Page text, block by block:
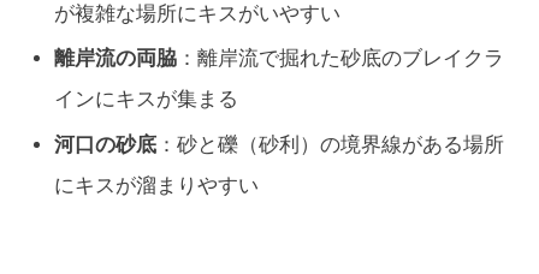
が複雑な場所にキスがいやすい
離岸流の両脇 ：離岸流で掘れた砂底のブレイクラ
インにキスが集まる
河口の砂底 ：砂と礫（砂利）の境界線がある場所
にキスが溜まりやすい